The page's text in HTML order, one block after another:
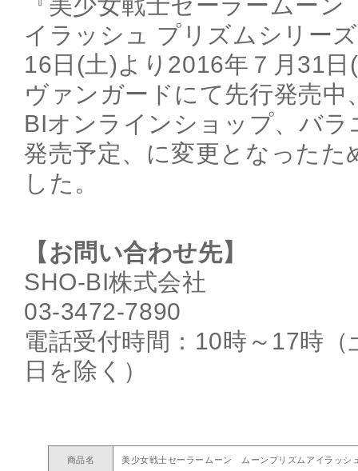
イラッシュ プリズムシリー
16日(土)より2016年７月31
ヴァンガードにて先行発売中
BIオンラインショップ、バ
発売予定、に変更となったた
した。
【お問い合わせ先】
SHO-BI株式会社
03-3472-7890
電話受付時間：10時～17時
日を除く）
商品名 美少女戦士セーラームーン ムーンプリズムアイラッシ